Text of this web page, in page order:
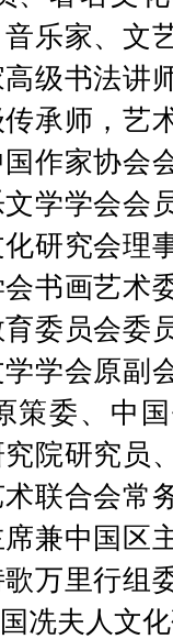
乐家、文
级书法讲
承师，艺
作家协会
学学会会
研究会理
书画艺术
委员会委
学会原副
策委、中
院研究员
联合会常
兼中国区
万里行组
冼夫人文